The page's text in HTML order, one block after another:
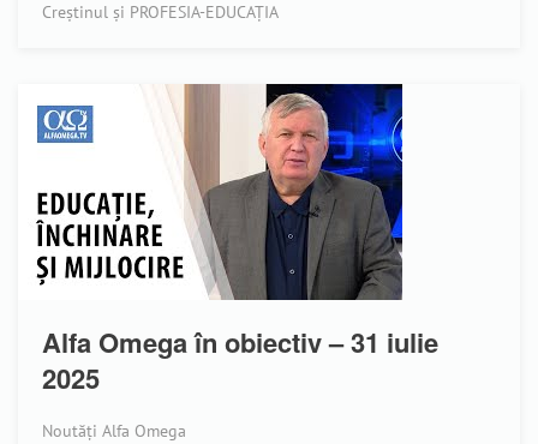
Creștinul și PROFESIA-EDUCAȚIA
Alfa Omega în obiectiv – 31 iulie
2025
Noutăți Alfa Omega